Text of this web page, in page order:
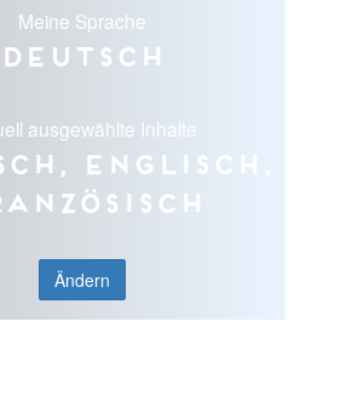
Meine Sprache
Deutsch
ausgewählte Inhalte
Englisch,
Ändern